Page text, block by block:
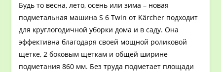
Будь то весна, лето, осень или зима – новая
подметальная машина S 6 Twin от Kärcher подходит
для круглогодичной уборки дома и в саду. Она
эффективна благодаря своей мощной роликовой
щетке, 2 боковым щеткам и общей ширине
подметания 860 мм. Без труда подметает площади